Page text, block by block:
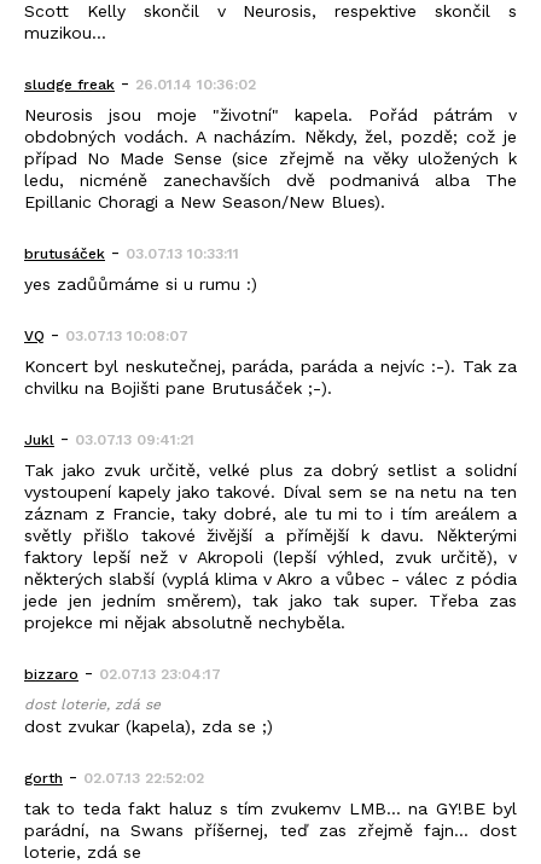
Scott Kelly skončil v Neurosis, respektive skončil s
muzikou...
sludge freak - 26.01.14 10:36:02
Neurosis jsou moje "životní" kapela. Pořád pátrám v
obdobných vodách. A nacházím. Někdy, žel, pozdě; což je
případ No Made Sense (sice zřejmě na věky uložených k
ledu, nicméně zanechavších dvě podmanivá alba The
Epillanic Choragi a New Season/New Blues).
brutusáček - 03.07.13 10:33:11
yes zadůůmáme si u rumu :)
VQ - 03.07.13 10:08:07
Koncert byl neskutečnej, paráda, paráda a nejvíc :-). Tak za
chvilku na Bojišti pane Brutusáček ;-).
Jukl - 03.07.13 09:41:21
Tak jako zvuk určitě, velké plus za dobrý setlist a solidní
vystoupení kapely jako takové. Díval sem se na netu na ten
záznam z Francie, taky dobré, ale tu mi to i tím areálem a
světly přišlo takové živější a přímější k davu. Některými
faktory lepší než v Akropoli (lepší výhled, zvuk určitě), v
některých slabší (vyplá klima v Akro a vůbec - válec z pódia
jede jen jedním směrem), tak jako tak super. Třeba zas
projekce mi nějak absolutně nechyběla.
bizzaro - 02.07.13 23:04:17
dost loterie, zdá se
dost zvukar (kapela), zda se ;)
gorth - 02.07.13 22:52:02
tak to teda fakt haluz s tím zvukemv LMB... na GY!BE byl
parádní, na Swans příšernej, teď zas zřejmě fajn... dost
loterie, zdá se